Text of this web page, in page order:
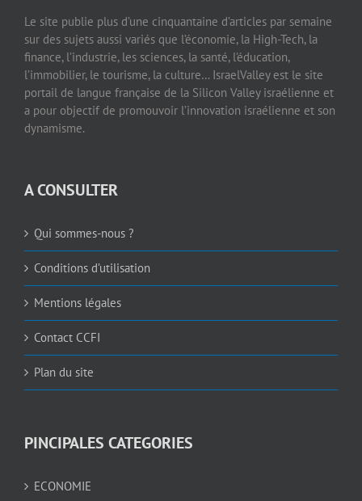
Le site publie plus d’une cinquantaine d’articles par semaine
sur des sujets aussi variés que l’économie, la High-Tech, la
finance, l’industrie, les sciences, la santé, l’éducation,
l’immobilier, le tourisme, la culture… IsraelValley est le site
portail de langue française de la Silicon Valley israélienne et
a pour objectif de promouvoir l’innovation israélienne et son
dynamisme.
A CONSULTER
Qui sommes-nous ?
Conditions d’utilisation
Mentions légales
Contact CCFI
Plan du site
PINCIPALES CATEGORIES
ECONOMIE